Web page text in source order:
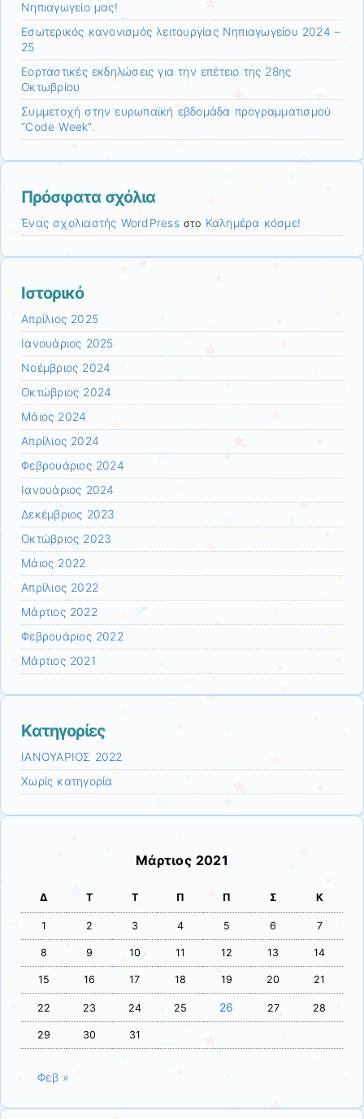
Νηπιαγωγείο μας!
Εσωτερικός κανονισμός λειτουργίας Νηπιαγωγείου 2024 –
25
Εορταστικές εκδηλώσεις για την επέτειο της 28ης
Οκτωβρίου
Συμμετοχή στην ευρωπαϊκή εβδομάδα προγραμματισμού
“Code Week”.
Πρόσφατα σχόλια
Ένας σχολιαστής WordPressστο Καλημέρα κόσμε!
Ιστορικό
Απρίλιος 2025
Ιανουάριος 2025
Νοέμβριος 2024
Οκτώβριος 2024
Μάιος 2024
Απρίλιος 2024
Φεβρουάριος 2024
Ιανουάριος 2024
Δεκέμβριος 2023
Οκτώβριος 2023
Μάιος 2022
Απρίλιος 2022
Μάρτιος 2022
Φεβρουάριος 2022
Μάρτιος 2021
Kατηγορίες
ΙΑΝΟΥΑΡΙΟΣ 2022
Χωρίς κατηγορία
Μάρτιος 2021
Δ Τ Τ Π Π Σ Κ
1 2 3 4 5 6 7
8 9 10 11 12 13 14
15 16 17 18 19 20 21
22 23 24 25 26 27 28
29 30 31
Φεβ »